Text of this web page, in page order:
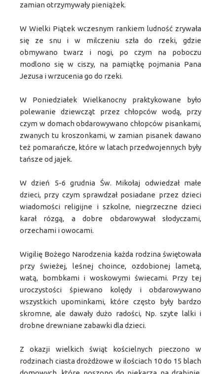
zamian otrzymywały pieniążek.
W Wielki Piątek wczesnym rankiem ludność zrywała
się ze snu i w milczeniu szła do rzeki, gdzie
obmywano twarz i nogi, po czym na poboczu
modlono się w ciszy, na pamiątkę pojmania Pana
Jezusa i wrzucenia go do rzeki.
W Poniedziałek Wielkanocny praktykowane było
polewanie dziewcząt przez chłopców wodą, przy
czym w domach obdarowywano chłopców pisankami,
zwanych tu kroszonkami, w zamian pisanek dawano
też pomarańcze, które w latach przedwojennych były
tańsze od jajek.
W dzień 5-6 grudnia Św. Mikołaj odwiedzał małe
dzieci, przy czym sprawdzał posiadane przez dzieci
wiadomości religijne i szkolne, niegrzeczne dzieci
karał rózgą, a dobre obdarowywał słodyczami,
orzechami i owocami.
Wigilię Bożego Narodzenia każda rodzina świętowała
przy świeżej, leśnej choince, ozdobionej lametą,
watą, bombkami i woskowymi świecami. Przy tej
uroczystości śpiewano kolędy i obdarowywano
wszystkich upominkami, które często były bardzo
skromne, ale dawały dużo radości, Np. szyte lalki i
drobne drewniane zabawki dla dzieci.
Z okazji wielkich świąt kościelnych pieczono w
rodzinach ciasta drożdżowe w ilościach 10 do 15 blach